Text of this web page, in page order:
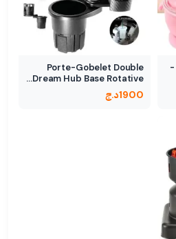
machine à fondre la cire -
Porte-Gobelet Double
Dream Hub Base Rotative…
1900د.ج